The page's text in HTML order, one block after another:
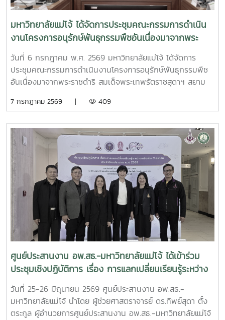
มหาวิทยาลัยแม่โจ้ ได้จัดการประชุมคณะกรรมการดำเนิน
งานโครงการอนุรักษ์พันธุกรรมพืชอันเนื่องมาจากพระ
ราชดำริ สมเด็จพระเทพรัตราชสุดาฯ สยามบรมราชกุมารี
มหาวิทยาลัยแม่โจ้ (อพ.สธ.-มจ.) ครั้งที่ 1/2569
วันที่ 6 กรกฎาคม พ.ศ. 2569 มหาวิทยาลัยแม่โจ้ ได้จัดการ
ประชุมคณะกรรมการดำเนินงานโครงการอนุรักษ์พันธุกรรมพืช
อันเนื่องมาจากพระราชดำริ สมเด็จพระเทพรัตราชสุดาฯ สยาม
ณ ห้องประชุมรวงผึ้ง ชั้น 5 อาคารสำนักงานมหาวิทยาลัย
มหาวิทยาลัยแม่โจ้ ประธานคณะกรรมการดำเนินงานฯ เป็น
ประธานการประชุม และได้รับเกียรติจาก นายพรชัย จุฑามาศ รอง
ผู้อำนวยการ อพ.สธ. และ ดร.ปิยรัษฎ์ ปริญญาพงษ์ เจริญทรัพย์
ผู้ช่วยผู้อำนวยการ อพ.สธ./เลขานุการคณะกรรมการ อพ.สธ.เข้า
ร่วมการประชุม โดยมี ผศ.ดร.ทิพย์สุดา ตั้งตระกูล ผู้อำนวยการ
ศูนย์ประสานงาน อพ.สธ.-มหาวิทยาลัยแม่โจ้ และผศ.ดร.เยาวนิตย์
ธาราฉาย รองผู้อำนวยการศูนย์ประสานงาน อพ.สธ.-
มหาวิทยาลัยแม่โจ้ หน้าที่เป็นฝ่ายเลขานุการการประชุม การ
ประชุมครั้งนี้มีคณะกรรมการดำเนินงานโครงการ อพ.สธ.-มจ.
ประกอบด้วย รองอธิการบดี ผู้ช่วยอธิการบดี คณบดี และผู้
อำนวยการสำนักวิจัยและส่งเสริมวิชาการการเกษตร เข้าร่วม
ประชุมรวมทั้งสิ้น 32 ท่าน โดยเข้าร่วม ณ ห้องประชุม จำนวน
28 ท่าน และผ่านระบบประชุมออนไลน์ Zoom Meeting จำนวน
4 ท่าน ซึ่งในการประชุมครั้งนี้มีวาระสำคัญ อาทิเช่น สรุปผลการ
ดำเนินงานการจัดการประชุมวิชาการและนิทรรศการ ครั้งที่ 12
ทรัพยากรไทย : หวนดูทรัพย์สิ่งสินตน สรุปผลการดำเนินงาน
7 กรกฎาคม 2569 | 409
ศูนย์ประสานงาน อพ.สธ.-มหาวิทยาลัยแม่โจ้ ได้เข้าร่วม
ประชุมเชิงปฏิบัติการ เรื่อง การแลกเปลี่ยนเรียนรู้ระหว่าง
เครือข่าย C-อพ.สธ. ประจำปีงบประมาณ พ.ศ. 2569
วันที่ 25-26 มิถุนายน 2569 ศูนย์ประสานงาน อพ.สธ.-
มหาวิทยาลัยแม่โจ้ นำโดย ผู้ช่วยศาสตราจารย์ ดร.ทิพย์สุดา ตั้ง
ตระกูล ผู้อำนวยการศูนย์ประสานงาน อพ.สธ.-มหาวิทยาลัยแม่โจ้